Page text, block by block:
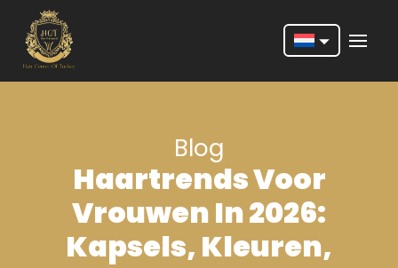
Deutsch
Português
Español
Blog
Haartrends Voor
Vrouwen In 2026:
Kapsels, Kleuren,